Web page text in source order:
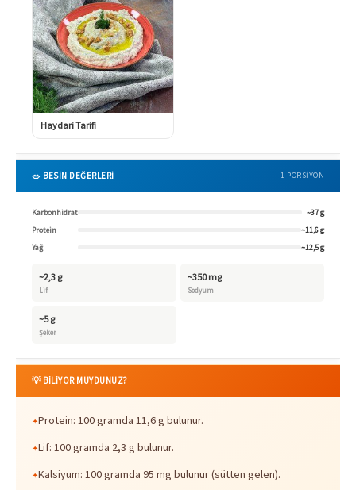
Haydari Tarifi
🥗 BESİN DEĞERLERİ 1 PORSIYON
Karbonhidrat
~37 g
Protein
~11,6 g
Yağ
~12,5 g
~2,3 g
Lif
~350 mg
Sodyum
~5 g
Şeker
💡 BİLİYOR MUYDUNUZ?
Protein: 100 gramda 11,6 g bulunur.
Lif: 100 gramda 2,3 g bulunur.
Kalsiyum: 100 gramda 95 mg bulunur (sütten gelen).